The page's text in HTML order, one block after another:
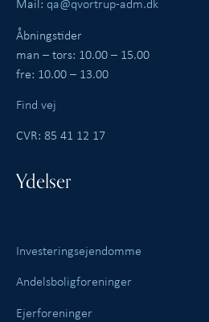
Åbningstider
man – tors: 10.00 – 15.00
fre: 10.00 – 13.00
Find vej
CVR: 85 41 12 17
Ydelser
Investeringsejendomme
Andelsboligforeninger
Ejerforeninger